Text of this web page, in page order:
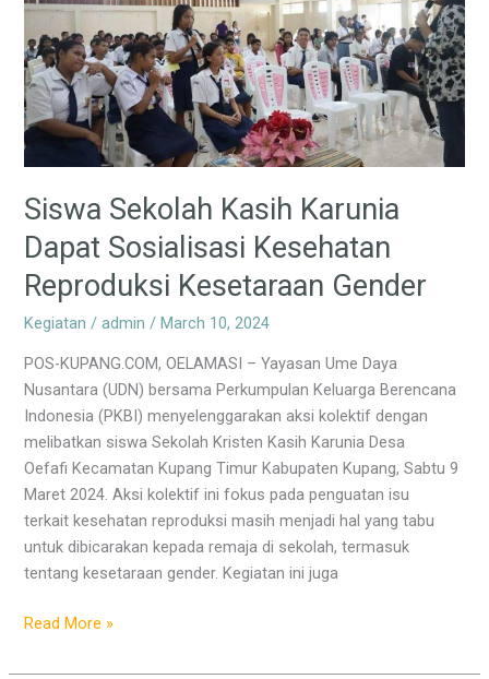
Siswa Sekolah Kasih Karunia
Dapat Sosialisasi Kesehatan
Reproduksi Kesetaraan Gender
Kegiatan /admin/March 10, 2024
POS-KUPANG.COM, OELAMASI – Yayasan Ume Daya
Nusantara (UDN) bersama Perkumpulan Keluarga Berencana
Indonesia (PKBI) menyelenggarakan aksi kolektif dengan
melibatkan siswa Sekolah Kristen Kasih Karunia Desa
Oefafi Kecamatan Kupang Timur Kabupaten Kupang, Sabtu 9
Maret 2024. Aksi kolektif ini fokus pada penguatan isu
terkait kesehatan reproduksi masih menjadi hal yang tabu
untuk dibicarakan kepada remaja di sekolah, termasuk
tentang kesetaraan gender. Kegiatan ini juga
Karunia
Dapat
Sosialisasi
Kesehatan
Reproduksi
Kesetaraan
Gender
Read More »